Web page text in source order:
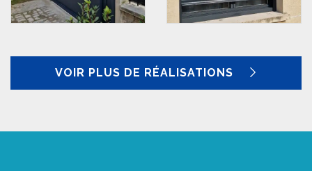
VOIR PLUS DE RÉALISATIONS